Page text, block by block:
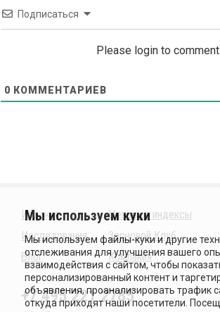
Подписаться
Please login to comment
0 КОММЕНТАРИЕВ
Издания
Исследования
Блог
Ценовые индексы
Зерновой Клуб
Компания
+7 495 221 2785